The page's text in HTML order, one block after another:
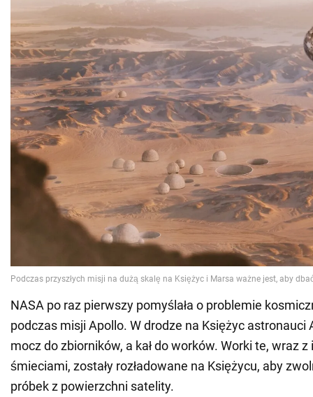
NASA po raz pierwszy pomyślała o problemie
podczas misji Apollo. W drodze na Księżyc astronauci
mocz do zbiorników, a kał do worków. Worki te, wraz
śmieciami, zostały rozładowane na Księżycu, aby
próbek z powierzchni satelity.